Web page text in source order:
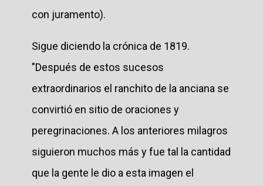
con juramento).
Sigue diciendo la crónica de 1819.
"Después de estos sucesos
extraordinarios el ranchito de la anciana se
convirtió en sitio de oraciones y
peregrinaciones. A los anteriores milagros
siguieron muchos más y fue tal la cantidad
que la gente le dio a esta imagen el